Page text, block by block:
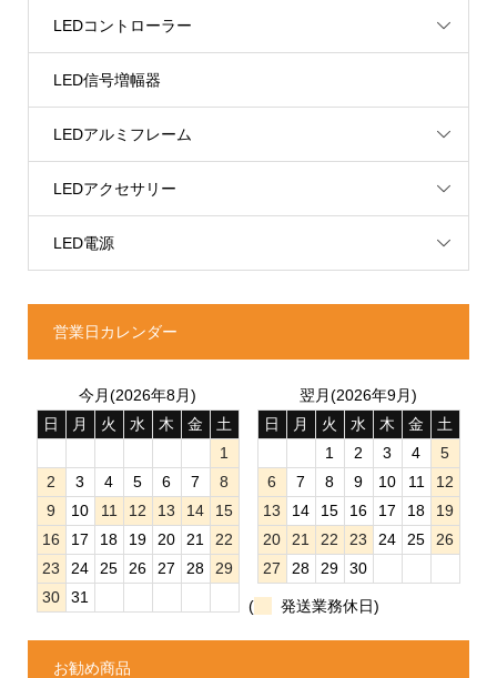
LEDコントローラー
LED信号増幅器
LEDアルミフレーム
LEDアクセサリー
LED電源
営業日カレンダー
今月(2026年8月)
日
月 火 水 木 金
土
1
2
3 4 5 6 7
8
9
10 11 12 13 14
15
16
17 18 19 20 21
22
23
24 25 26 27 28
29
30
31
翌月(2026年9月)
日
月 火 水 木 金
土
1
2 3 4
5
6
7 8 9 10 11
12
13
14 15 16 17 18
19
20
21 22 23 24 25
26
27
28 29 30
( 発送業務休日)
お勧め商品